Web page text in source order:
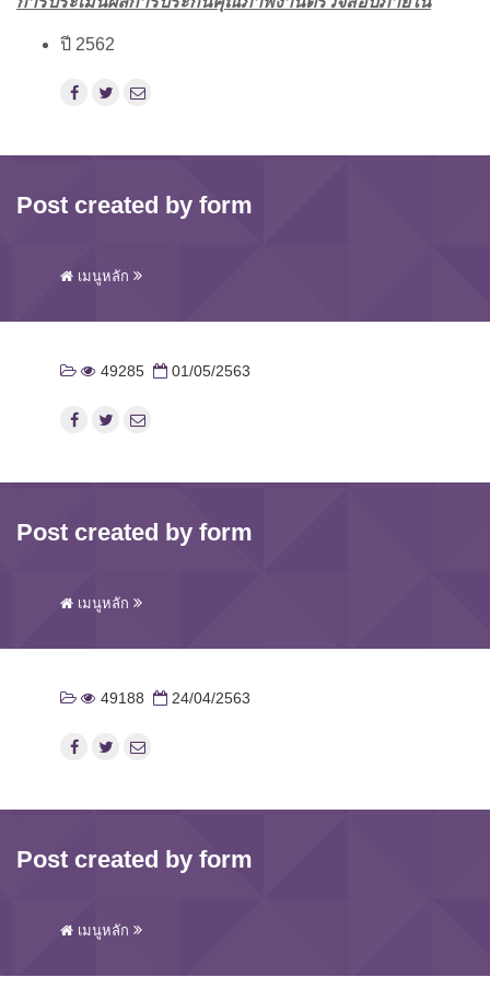
ปี 2562
Post created by form
เมนูหลัก
49285 01/05/2563
Post created by form
เมนูหลัก
49188 24/04/2563
Post created by form
เมนูหลัก